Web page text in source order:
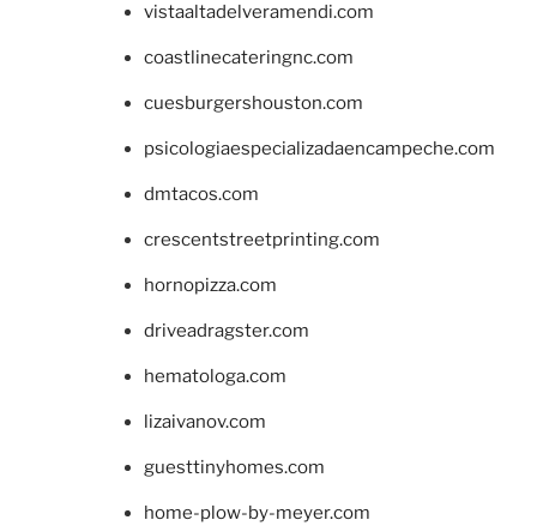
vistaaltadelveramendi.com
coastlinecateringnc.com
cuesburgershouston.com
psicologiaespecializadaencampeche.com
dmtacos.com
crescentstreetprinting.com
hornopizza.com
driveadragster.com
hematologa.com
lizaivanov.com
guesttinyhomes.com
home-plow-by-meyer.com